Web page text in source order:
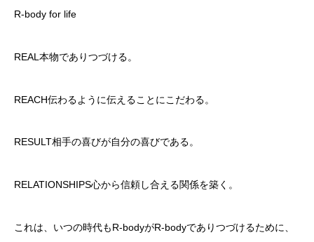
R-body for life
REAL本物でありつづける。
REACH伝わるように伝えることにこだわる。
RESULT相手の喜びが自分の喜びである。
RELATIONSHIPS心から信頼し合える関係を築く。
これは、いつの時代もR-bodyがR-bodyでありつづけるために、